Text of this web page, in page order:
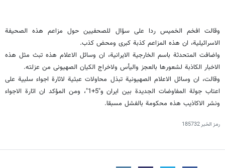
وقالت افخم الخمیس ردا على سؤال للصحفیین حول مزاعم هذه الصحیفة
الاسرائیلیة، ان هذه المزاعم کذبة کبرى ومحض کذب.
واضافت المتحدثة باسم الخارجیة الایرانیة، ان وسائل الاعلام هذه تبث مثل هذه
الاخبار الکاذبة لشعورها بالعجز والیأس ولاخراج الکیان الصهیونی من عزلته.
وقالت، ان وسائل الاعلام الصهیونیة تبذل محاولات عبثیة لاثارة اجواء سلبیة على
اعتاب جولة المفاوضات الجدیدة بین ایران و"5+1"، ومن المؤکد ان اثارة الاجواء
ونشر الاکاذیب هذه محکومة بالفشل مسبقا.
رمز الخبر185732